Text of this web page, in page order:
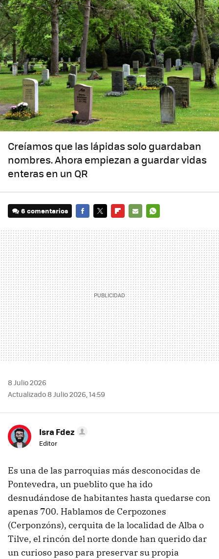
Creíamos que las lápidas solo guardaban
nombres. Ahora empiezan a guardar vidas
enteras en un QR
6 comentarios
MAIL
8 Julio 2026
Actualizado 8 Julio 2026, 14:59
Isra Fdez
Editor
Es una de las parroquias más desconocidas de
Pontevedra, un pueblito que ha ido
desnudándose de habitantes hasta quedarse con
apenas 700. Hablamos de Cerpozones
(Cerponzóns), cerquita de la localidad de Alba o
Tilve, el rincón del norte donde han querido dar
un curioso paso para preservar su propia